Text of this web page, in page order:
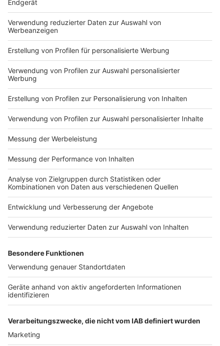
10.07. System of A Down
19.07. Pitbull
Anzeige
So haben wir schonmal über das Konzertjahr berichtet
One Republic kommt nach Düsseldorf
Hier gibt es die Chance auf Toten Hosen-Karten im
legalen Ticketweiterverkauf
Anzeige
Folge uns für mehr News & Updates:
Anzeige